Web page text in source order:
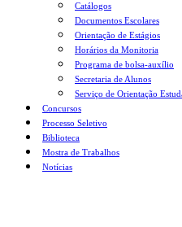
Catálogos
Documentos Escolares
Orientação de Estágios
Horários da Monitoria
Programa de bolsa-auxílio
Secretaria de Alunos
Serviço de Orientação
Concursos
Processo Seletivo
Biblioteca
Mostra de Trabalhos
Notícias